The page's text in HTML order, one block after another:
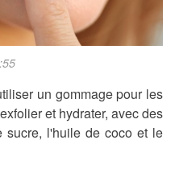
un gommage pour les
et hydrater, avec des
sucre, l'huile de coco et le